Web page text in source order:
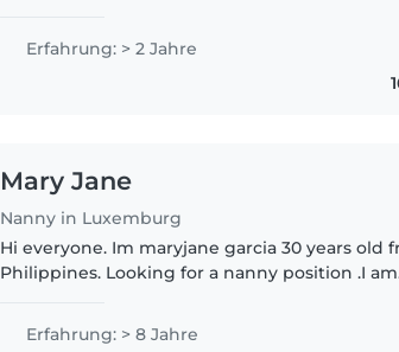
birth. I love spending..
Erfahrung: > 2 Jahre
Mary Jane
Nanny in Luxemburg
Hi everyone. Im maryjane garcia 30 years old
Philippines. Looking for a nanny position .I am
Erfahrung: > 8 Jahre